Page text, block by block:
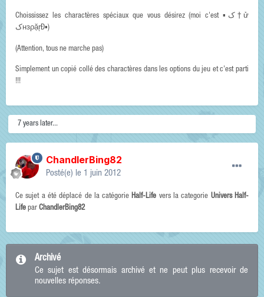
Choississez les charactères spéciaux que vous désirez (moi c'est ▪ک†ử
کнзρặŗÐ▪)
(Attention, tous ne marche pas)
Simplement un copié collé des charactères dans les options du jeu et c'est parti
!!!
7 years later...
ChandlerBing82
Posté(e) le 1 juin 2012
Ce sujet a été déplacé de la catégorieHalf-Life vers la categorie Univers Half-
Life par ChandlerBing82
Archivé
Ce sujet est désormais archivé et ne peut plus recevoir de
nouvelles réponses.